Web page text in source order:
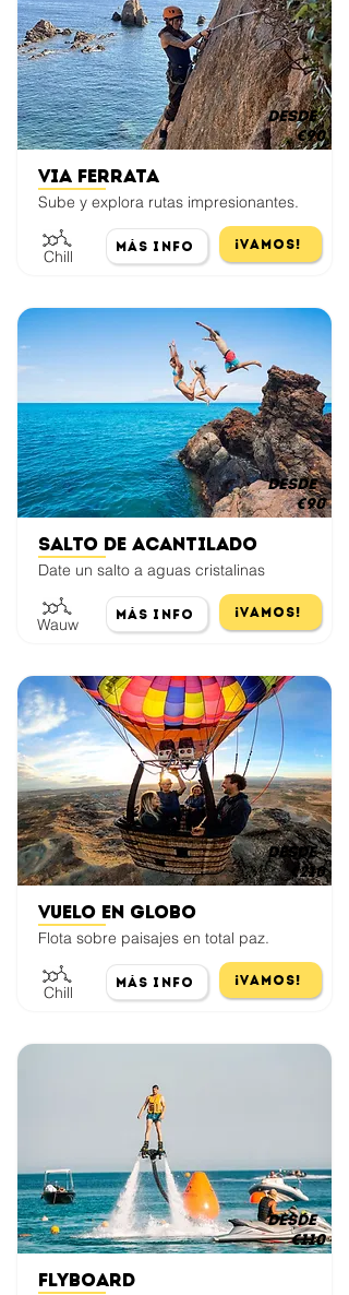
Via Ferrata
Sube y explora rutas impresionantes.
Chill
Más Info ¡Vamos!
€90
desde
Salto de acantilado
Date un salto a aguas cristalinas
Wauw
Más Info ¡Vamos!
€90
desde
Vuelo en globo
Flota sobre paisajes en total paz.
Chill
Más Info ¡Vamos!
€210
desde
Flyboard
€110
desde